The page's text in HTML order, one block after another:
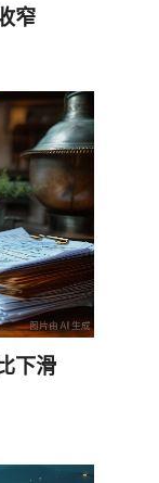
窄
下滑